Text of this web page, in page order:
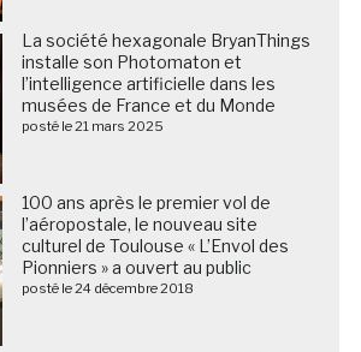
La société hexagonale BryanThings
installe son Photomaton et
l’intelligence artificielle dans les
musées de France et du Monde
posté le 21 mars 2025
100 ans après le premier vol de
l’aéropostale, le nouveau site
culturel de Toulouse « L’Envol des
Pionniers » a ouvert au public
posté le 24 décembre 2018